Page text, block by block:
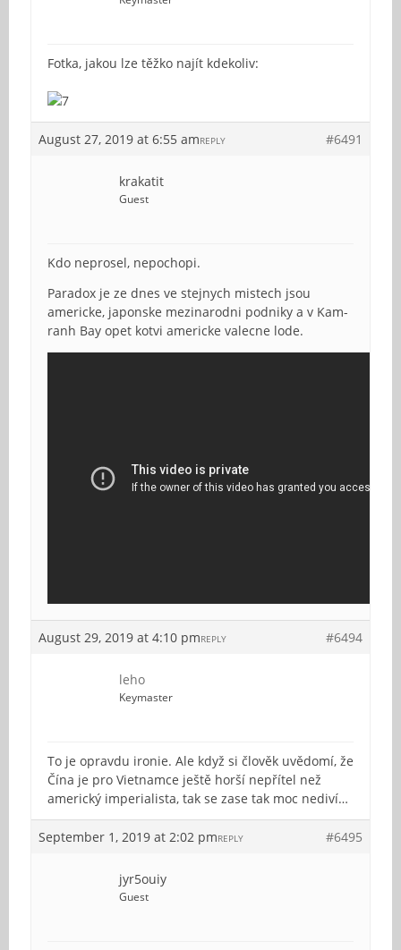
Fotka, jakou lze těžko najít kdekoliv:
August 27, 2019 at 6:55 am #6491
REPLY
krakatit
Guest
Kdo neprosel, nepochopi.
Paradox je ze dnes ve stejnych mistech jsou
americke, japonske mezinarodni podniky a v Kam-
ranh Bay opet kotvi americke valecne lode.
August 29, 2019 at 4:10 pm #6494
REPLY
leho
Keymaster
To je opravdu ironie. Ale když si člověk uvědomí, že
Čína je pro Vietnamce ještě horší nepřítel než
americký imperialista, tak se zase tak moc nediví…
September 1, 2019 at 2:02 pm #6495
REPLY
jyr5ouiy
Guest